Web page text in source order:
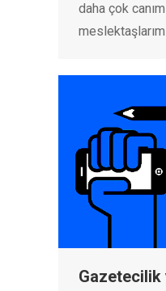
daha çok
Gazetecilik